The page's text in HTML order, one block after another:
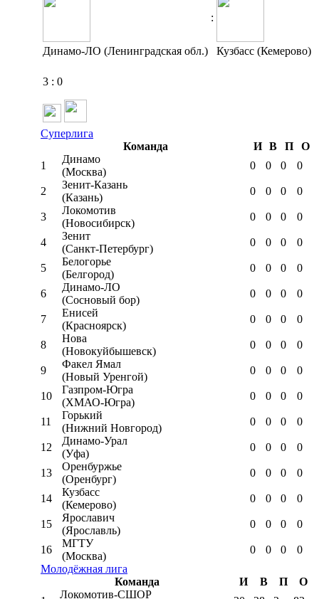
:
Динамо-ЛО (Ленинградская обл.) Кузбасс (Кемерово)
3 : 0
Суперлига
Команда
И В П
О
1
Динамо
(Москва)
0 0 0 0
2
Зенит-Казань
(Казань)
0 0 0 0
3
Локомотив
(Новосибирск)
0 0 0 0
4
Зенит
(Санкт-Петербург)
0 0 0 0
5
Белогорье
(Белгород)
0 0 0 0
6
Динамо-ЛО
(Сосновый бор)
0 0 0 0
7
Енисей
(Красноярск)
0 0 0 0
8
Нова
(Новокуйбышевск)
0 0 0 0
9
Факел Ямал
(Новый Уренгой)
0 0 0 0
10
Газпром-Югра
(ХМАО-Югра)
0 0 0 0
11
Горький
(Нижний Новгород)
0 0 0 0
12
Динамо-Урал
(Уфа)
0 0 0 0
13
Оренбуржье
(Оренбург)
0 0 0 0
14
Кузбасс
(Кемерово)
0 0 0 0
15
Ярославич
(Ярославль)
0 0 0 0
16
МГТУ
(Москва)
0 0 0
0
Молодёжная лига
Команда
И В П
О
Локомотив-CШОР